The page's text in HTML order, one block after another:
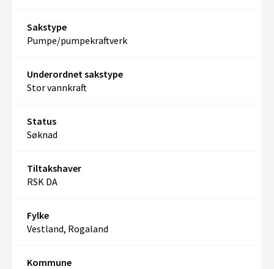
Sakstype
Pumpe/pumpekraftverk
Underordnet sakstype
Stor vannkraft
Status
Søknad
Tiltakshaver
RSK DA
Fylke
Vestland, Rogaland
Kommune